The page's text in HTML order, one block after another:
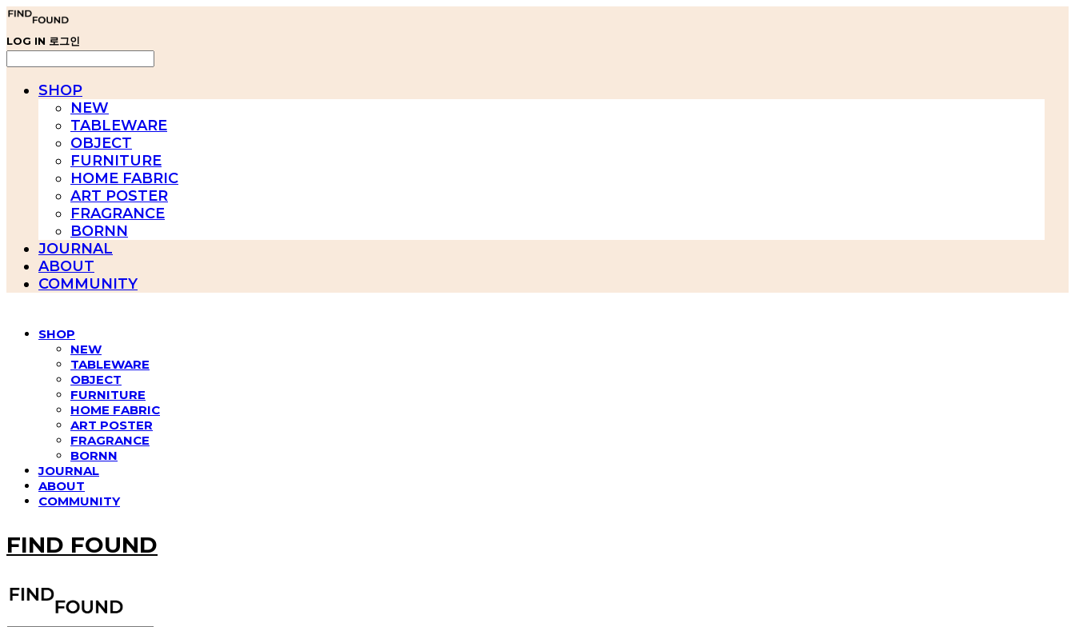
LOG IN 로그인
SHOP
NEW
TABLEWARE
OBJECT
FURNITURE
HOME FABRIC
ART POSTER
FRAGRANCE
BORNN
JOURNAL
ABOUT
COMMUNITY
SHOP
NEW
TABLEWARE
OBJECT
FURNITURE
HOME FABRIC
ART POSTER
FRAGRANCE
BORNN
JOURNAL
ABOUT
COMMUNITY
FIND FOUND